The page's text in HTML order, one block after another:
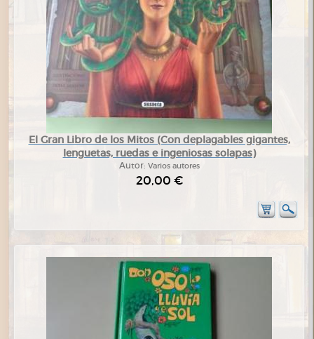
El Gran Libro de los Mitos (Con deplagables gigantes,
lenguetas, ruedas e ingeniosas solapas)
Autor: Varios autores
20,00 €